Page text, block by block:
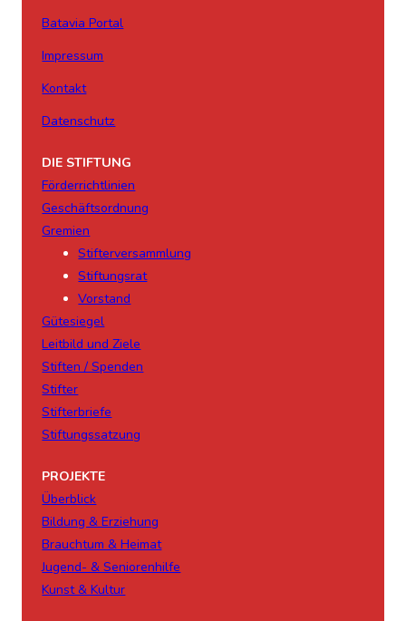
Batavia Portal
Impressum
Kontakt
Datenschutz
DIE STIFTUNG
Förderrichtlinien
Geschäftsordnung
Gremien
Stifterversammlung
Stiftungsrat
Vorstand
Gütesiegel
Leitbild und Ziele
Stiften / Spenden
Stifter
Stifterbriefe
Stiftungssatzung
PROJEKTE
Überblick
Bildung & Erziehung
Brauchtum & Heimat
Jugend- & Seniorenhilfe
Kunst & Kultur